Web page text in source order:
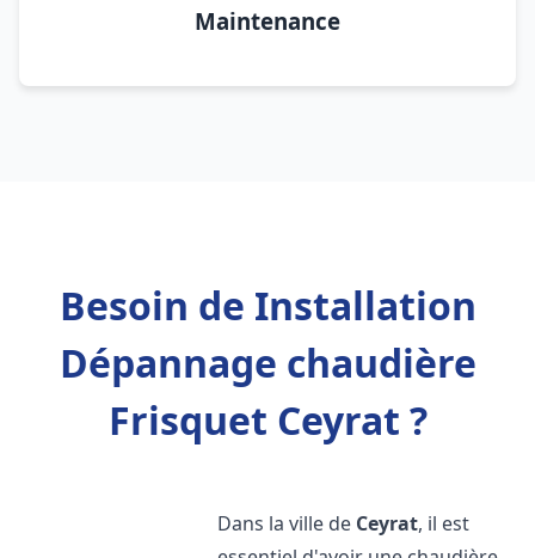
Maintenance
Besoin de Installation
Dépannage chaudière
Frisquet Ceyrat ?
Dans la ville de Ceyrat, il est